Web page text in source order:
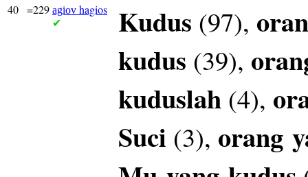
40 =229 agiov hagios
✔ Kudus (97),
kudus (39),
kuduslah (4),
Suci (3), orang